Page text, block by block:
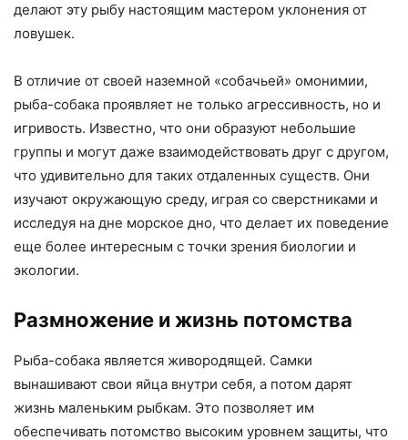
делают эту рыбу настоящим мастером уклонения от
ловушек.
В отличие от своей наземной «собачьей» омонимии,
рыба-собака проявляет не только агрессивность, но и
игривость. Известно, что они образуют небольшие
группы и могут даже взаимодействовать друг с другом,
что удивительно для таких отдаленных существ. Они
изучают окружающую среду, играя со сверстниками и
исследуя на дне морское дно, что делает их поведение
еще более интересным с точки зрения биологии и
экологии.
Размножение и жизнь потомства
Рыба-собака является живородящей. Самки
вынашивают свои яйца внутри себя, а потом дарят
жизнь маленьким рыбкам. Это позволяет им
обеспечивать потомство высоким уровнем защиты, что